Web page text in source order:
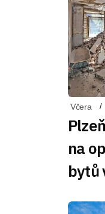
Včera
na
bytů